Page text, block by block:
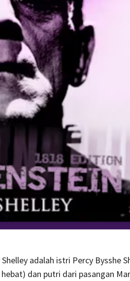
Shelley adalah istri Percy Bysshe
dan putri dari pasangan